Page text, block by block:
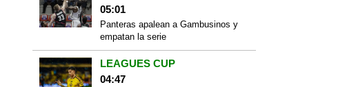
05:01
Panteras apalean a Gambusinos y
empatan la serie
LEAGUES CUP
04:47